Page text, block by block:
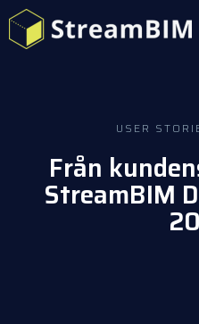
USER
Från
StreamBIM